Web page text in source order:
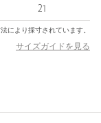
取り扱い上の注意
21
により採寸されています。
サイズガイドを見る